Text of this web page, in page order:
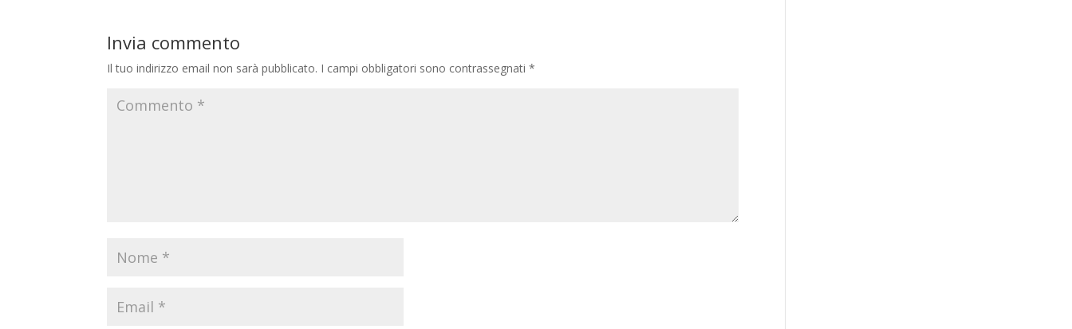
Invia commento
Il tuo indirizzo email non sarà pubblicato. I campi obbligatori sono contrassegnati*